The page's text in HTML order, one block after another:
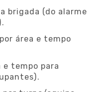
brigada (do alarme
área e tempo
tempo para